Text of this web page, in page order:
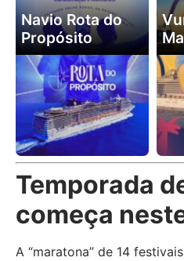
Navio Rota do
Propósito
Temporada
começa
A “maratona” de 14